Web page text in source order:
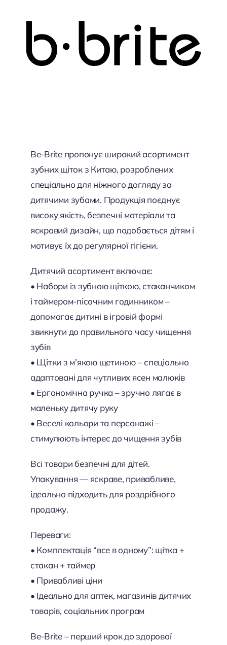
Be-Brite пропонує широкий асортимент
зубних щіток з Китаю, розроблених
спеціально для ніжного догляду за
дитячими зубами. Продукція поєднує
високу якість, безпечні матеріали та
яскравий дизайн, що подобається дітям і
мотивує їх до регулярної гігієни.
Дитячий асортимент включає:
• Набори із зубною щіткою, стаканчиком
і таймером-пісочним годинником –
допомагає дитині в ігровій формі
звикнути до правильного часу чищення
зубів
• Щітки з м’якою щетиною – спеціально
адаптовані для чутливих ясен малюків
• Ергономічна ручка – зручно лягає в
маленьку дитячу руку
• Веселі кольори та персонажі –
стимулюють інтерес до чищення зубів
Всі товари безпечні для дітей.
Упакування — яскраве, привабливе,
ідеально підходить для роздрібного
продажу.
Переваги:
• Комплектація “все в одному”: щітка +
стакан + таймер
• Привабливі ціни
• Ідеально для аптек, магазинів дитячих
товарів, соціальних програм
Be-Brite – перший крок до здорової